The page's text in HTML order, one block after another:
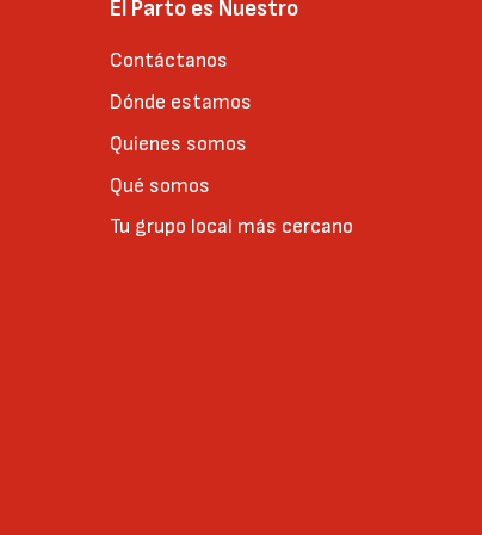
El Parto es Nuestro
Contáctanos
Dónde estamos
Quienes somos
Qué somos
Tu grupo local más cercano